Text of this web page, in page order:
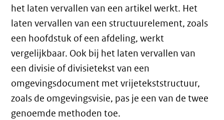
het laten vervallen van een artikel werkt. Het
laten vervallen van een structuurelement, zoals
een hoofdstuk of een afdeling, werkt
vergelijkbaar. Ook bij het laten vervallen van
een divisie of divisietekst van een
omgevingsdocument met vrijetekststructuur,
zoals de omgevingsvisie, pas je een van de twee
genoemde methoden toe.